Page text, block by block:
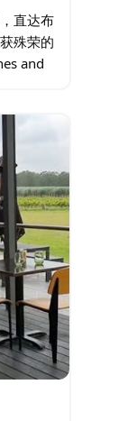
直达布
殊荣的
and